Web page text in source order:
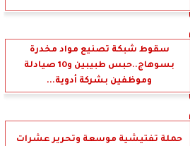
سقوط شبكة تصنيع مواد مخدرة
بسوهاج..حبس طبيبين و10 صيادلة
وموظفين بشركة أدوية...
حملة تفتيشية موسعة وتحرير عشرات